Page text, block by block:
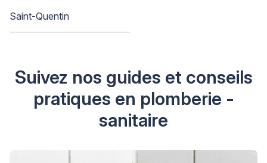
Saint-Quentin
Suivez nos guides et conseils
pratiques en plomberie -
sanitaire